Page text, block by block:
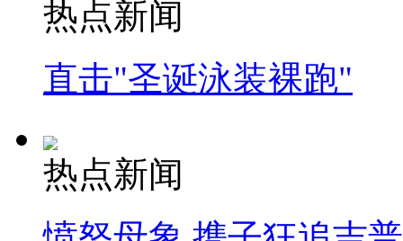
热点新闻
直击"圣诞泳装裸跑"
热点新闻